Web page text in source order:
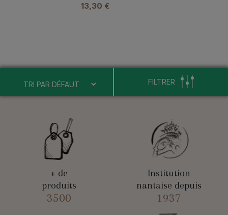
13,30 €
FILTRER
+ de
produits
3500
Institution
nantaise depuis
1937